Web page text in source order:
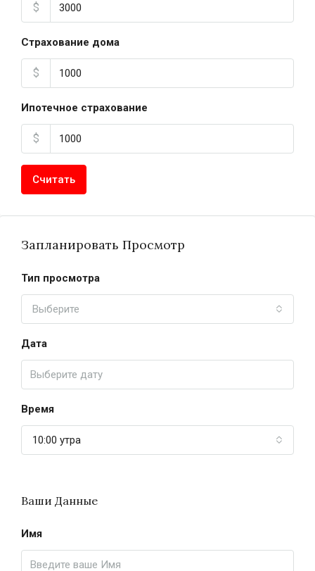
$
Страхование дома
$
Ипотечное страхование
$
Считать
Запланировать Просмотр
Тип просмотра
Выберите
Дата
Время
10:00 утра
Ваши Данные
Имя